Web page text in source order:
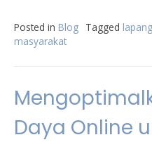
Posted in Blog Tagged
masyarakat
Daya Online